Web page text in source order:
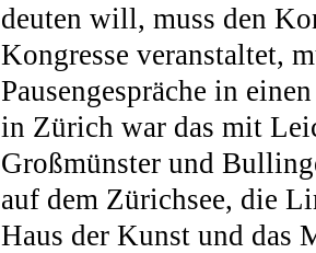
deuten will, muss den
Kongresse veranstaltet,
Pausengespräche in
in Zürich war das mit
Großmünster und
auf dem Zürichsee, die
Haus der Kunst und das